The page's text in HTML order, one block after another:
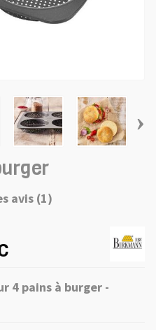
›
avis (1)
4 pains à burger -